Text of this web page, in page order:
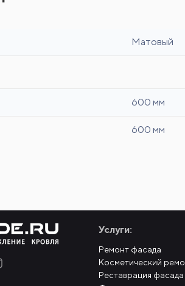
Матовый
600 мм
600 мм
Услуги:
Ремонт фасада
Косметический
Реставрация фасада